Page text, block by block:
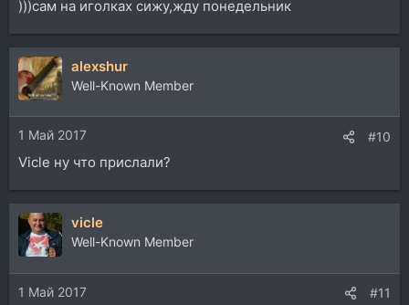
)))сам на иголках сижу,жду понедельник
alexshur
Well-Known Member
1 Май 2017 #10
Vicle ну что прислали?
vicle
Well-Known Member
1 Май 2017 #11